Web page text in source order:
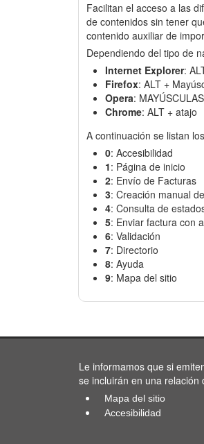
Facilitan el acceso a las
de contenidos sin tener
contenido auxiliar de
Dependiendo del tipo de
Internet Explorer:
Firefox: ALT +
Opera:
Chrome: ALT + atajo
A continuación se listan
0: Accesibilidad
1: Página de inicio
2: Envío de Facturas
3: Creación manual
4: Consulta de
5: Enviar factura con
6: Validación
7: Directorio
8: Ayuda
9: Mapa del sitio
Le informamos que si
se incluirán en una relación
Mapa del sitio
Accesibilidad